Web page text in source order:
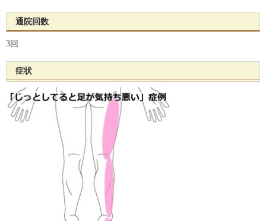
通院回数
3回
症状